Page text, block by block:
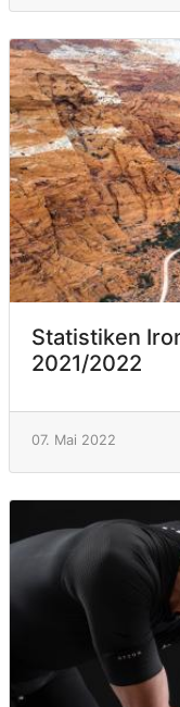
Statistiken
2021/2022
07. Mai 2022